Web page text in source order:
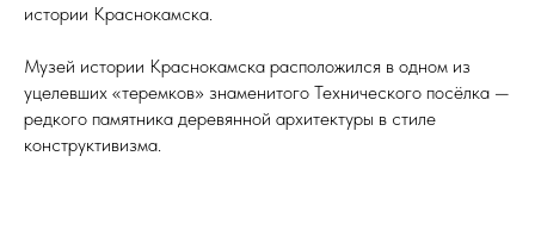
истории Краснокамска.
Музей истории Краснокамска расположился в одном из
уцелевших «теремков» знаменитого Технического посёлка —
редкого памятника деревянной архитектуры в стиле
конструктивизма.